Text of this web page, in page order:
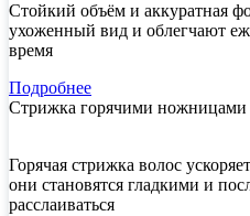
Стойкий объём и аккуратная
ухоженный вид и облегчают
время
Подробнее
Стрижка горячими ножницами
Горячая стрижка волос
они становятся гладкими и
расслаиваться